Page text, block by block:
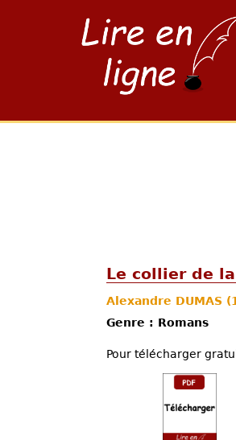
Le collier de la
Alexandre DUMAS
Genre : Romans
Pour télécharger